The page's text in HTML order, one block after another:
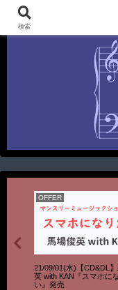
KAN
OFFER
21/09/01(水)【CD&DL
英 with KAN『スマホに
い』発売
検索